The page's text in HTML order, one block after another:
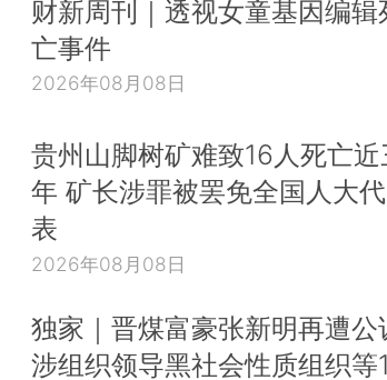
财新周刊｜透视女童基因编辑
亡事件
2026年08月08日
贵州山脚树矿难致16人死亡近
年 矿长涉罪被罢免全国人大代
表
2026年08月08日
独家｜晋煤富豪张新明再遭公
涉组织领导黑社会性质组织等